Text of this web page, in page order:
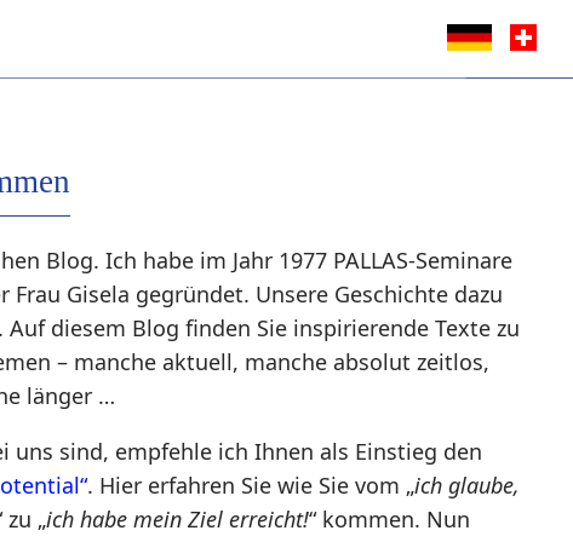
Blog. Ich habe im Jahr 1977 PALLAS-Seminare
Gisela gegründet. Unsere Geschichte dazu
. Auf diesem Blog finden Sie inspirierende Texte zu
– manche aktuell, manche absolut zeitlos,
länger …
uns sind, empfehle ich Ihnen als Einstieg den
. Hier erfahren Sie wie Sie vom „ich glaube,
zu „ich habe mein Ziel erreicht!“ kommen. Nun